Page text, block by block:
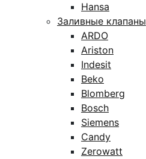
Hansa
Заливные клапаны
ARDO
Ariston
Indesit
Beko
Blomberg
Bosch
Siemens
Candy
Zerowatt